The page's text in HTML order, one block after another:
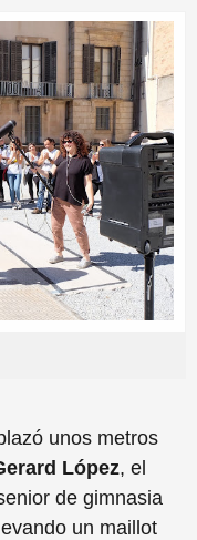
lazó unos metros
López, el
de gimnasia
un maillot